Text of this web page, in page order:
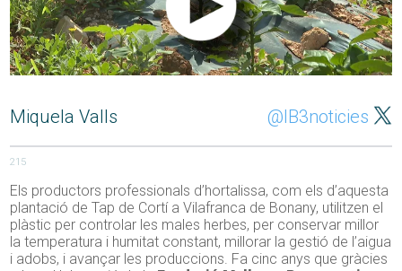
Miquela Valls @IB3noticies
215
Els productors professionals d’hortalissa, com els d’aquesta
plantació de Tap de Cortí a Vilafranca de Bonany, utilitzen el
plàstic per controlar les males herbes, per conservar millor
la temperatura i humitat constant, millorar la gestió de l’aigua
i adobs, i avançar les produccions. Fa cinc anys que gràcies